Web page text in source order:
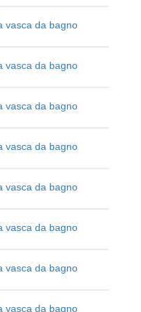
vasca da bagno
vasca da bagno
vasca da bagno
vasca da bagno
vasca da bagno
vasca da bagno
vasca da bagno
vasca da bagno